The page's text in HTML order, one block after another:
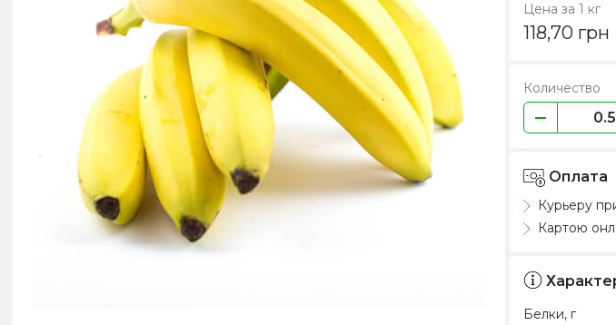
Цена за 1 кг
118,70 грн
Количество
Оплата
Курьеру
Картою
Белки, г